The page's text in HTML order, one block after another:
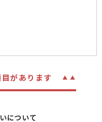
があります
について